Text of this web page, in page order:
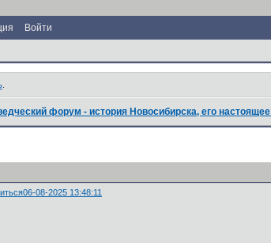
Войти
.
форум - история Новосибирска, его
06-08-2025 13:48:11